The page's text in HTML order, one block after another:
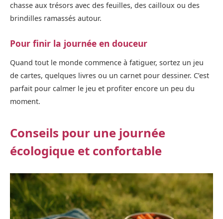
chasse aux trésors avec des feuilles, des cailloux ou des
brindilles ramassés autour.
Pour finir la journée en douceur
Quand tout le monde commence à fatiguer, sortez un jeu
de cartes, quelques livres ou un carnet pour dessiner. C’est
parfait pour calmer le jeu et profiter encore un peu du
moment.
Conseils pour une journée
écologique et confortable